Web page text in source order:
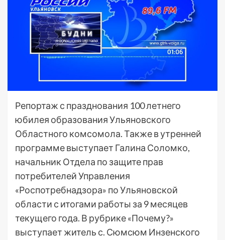
Репортаж с празднования 100 летнего
юбилея образования Ульяновского
Областного комсомола. Также в утренней
программе выступает Галина Соломко,
начальник Отдела по защите прав
потребителей Управления
«Роспотребнадзора» по Ульяновской
области с итогами работы за 9 месяцев
текущего года. В рубрике «Почему?»
выступает житель с. Сюмсюм Инзенского